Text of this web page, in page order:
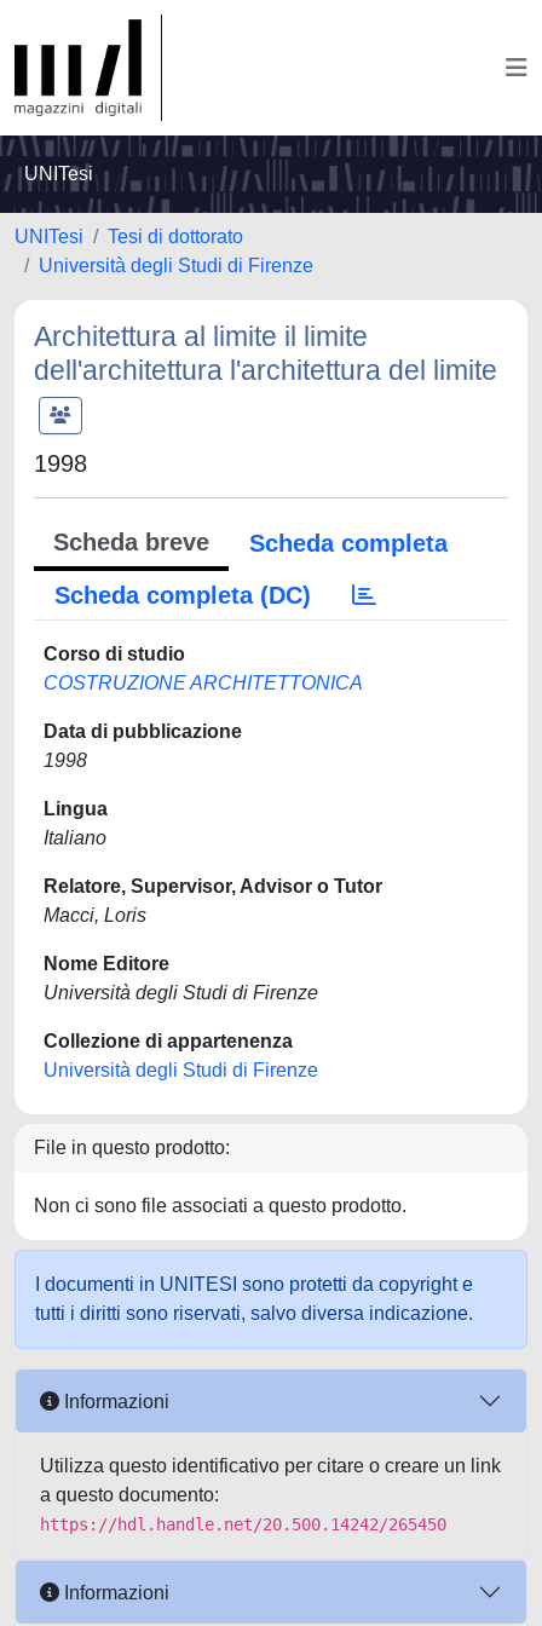
UNITesi
UNITesi
Tesi di dottorato
Università degli Studi di Firenze
Architettura al limite il limite
dell'architettura l'architettura del limite
1998
Scheda breve
Scheda completa
Scheda completa (DC)
Corso di studio
COSTRUZIONE ARCHITETTONICA
Data di pubblicazione
1998
Lingua
Italiano
Relatore, Supervisor, Advisor o Tutor
Macci, Loris
Nome Editore
Università degli Studi di Firenze
Collezione di appartenenza
Università degli Studi di Firenze
File in questo prodotto:
Non ci sono file associati a questo prodotto.
I documenti in UNITESI sono protetti da copyright e
tutti i diritti sono riservati, salvo diversa indicazione.
Informazioni
Utilizza questo identificativo per citare o creare un link
a questo documento:
https://hdl.handle.net/20.500.14242/265450
Informazioni